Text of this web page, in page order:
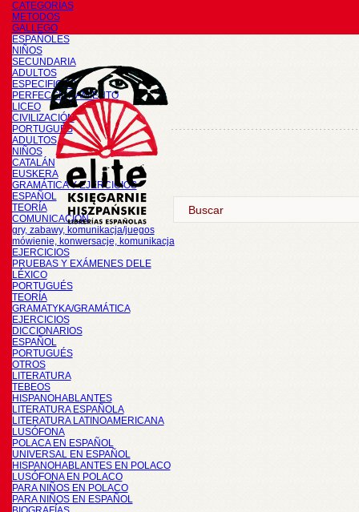
CATEGORÍAS
METODOS
GALLEGO
ESPAÑOLES
NIÑOS
SECUNDARIA
ADULTOS
ESPECIFICOS
PERFECCIONAMIENTO
LICEO
CIVILIZACIÓN
PORTUGUÉS
ADULTOS
NIÑOS
CATALÁN
EUSKERA
GRAMÁTICA Y EJERCICIOS
ESPAÑOL
TEORÍA
COMUNICACIÓN
gry, zabawy, komunikacja/juegos
mówienie, konwersacje, komunikacja
EJERCICIOS
PRUEBAS Y EXÁMENES DELE
LÉXICO
PORTUGUÉS
TEORÍA
GRAMATYKA/GRAMÁTICA
EJERCICIOS
DICCIONARIOS
ESPAÑOL
PORTUGUÉS
OTROS
LITERATURA
TEBEOS
HISPANOHABLANTES
LITERATURA ESPAÑOLA
LITERATURA LATINOAMERICANA
LUSÓFONA
POLACA EN ESPAÑOL
UNIVERSAL EN ESPAÑOL
HISPANOHABLANTES EN POLACO
LUSÓFONA EN POLACO
PARA NIÑOS EN POLACO
PARA NIÑOS EN ESPAÑOL